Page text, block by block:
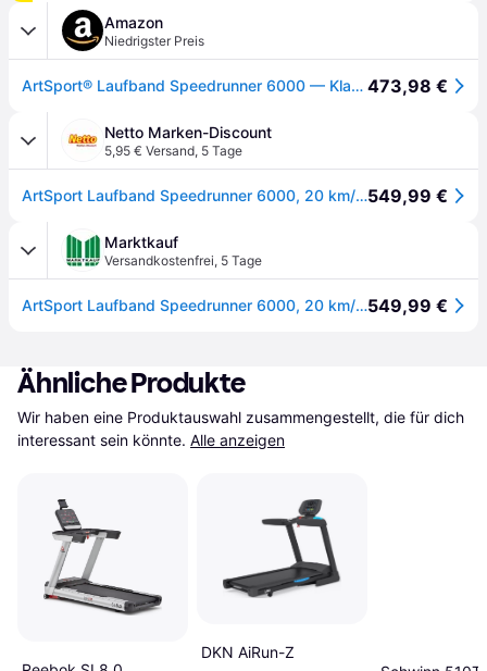
Amazon
Niedrigster Preis
ArtSport® Laufband Speedrunner 6000 — Klappbares Laufband für Zuhause, elektrisch, 20 km/h, Bluetooth, MP3, LCD-Display, hydraulisch, 150 kg Belastung 473,98 €
Netto Marken-Discount
5,95 € Versand, 5 Tage
ArtSport Laufband Speedrunner 6000, 20 km/h elektrisch, klappbar mit App & MP3 – Schwarz549,99 €
Marktkauf
Versandkostenfrei, 5 Tage
ArtSport Laufband Speedrunner 6000, 20 km/h elektrisch, klappbar mit App & MP3 – Schwarz549,99 €
Ähnliche Produkte
Wir haben eine Produktauswahl zusammengestellt, die für dich
interessant sein könnte. Alle anzeigen
DKN AiRun-Z